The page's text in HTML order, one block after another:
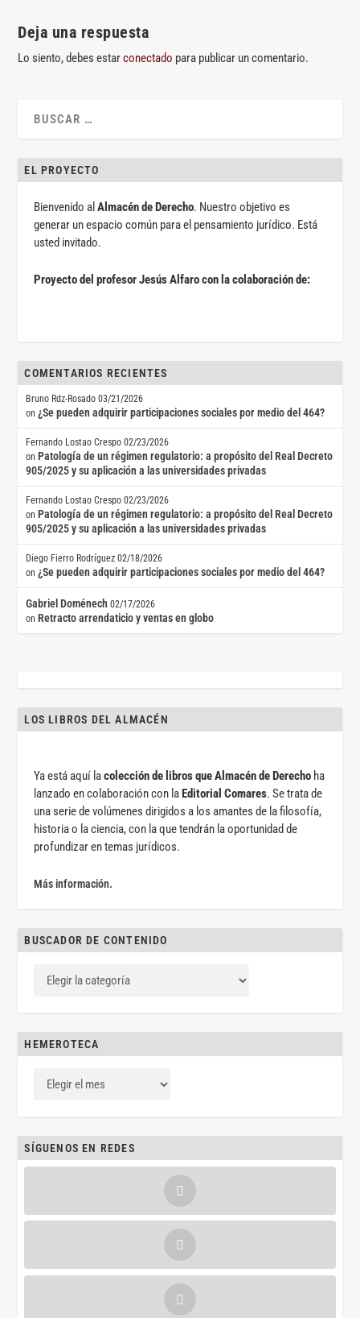
Deja una respuesta
Lo siento, debes estarconectado para publicar un comentario.
EL PROYECTO
Bienvenido alAlmacén de Derecho. Nuestro objetivo es
generar un espacio común para el pensamiento jurídico. Está
usted invitado.
Proyecto del profesor Jesús Alfaro con la colaboración de:
COMENTARIOS RECIENTES
Bruno Rdz-Rosado 03/21/2026
on¿Se pueden adquirir participaciones sociales por medio del 464?
Fernando Lostao Crespo 02/23/2026
on Patología de un régimen regulatorio: a propósito del Real Decreto
905/2025 y su aplicación a las universidades privadas
Fernando Lostao Crespo 02/23/2026
on Patología de un régimen regulatorio: a propósito del Real Decreto
905/2025 y su aplicación a las universidades privadas
Diego Fierro Rodríguez 02/18/2026
on¿Se pueden adquirir participaciones sociales por medio del 464?
Gabriel Doménech 02/17/2026
on Retracto arrendaticio y ventas en globo
LOS LIBROS DEL ALMACÉN
Ya está aquí lacolección de libros que Almacén de Derecho ha
lanzado en colaboración con laEditorial Comares. Se trata de
una serie de volúmenes dirigidos a los amantes de la filosofía,
historia o la ciencia, con la que tendrán la oportunidad de
profundizar en temas jurídicos.
Más información.
BUSCADOR DE CONTENIDO
HEMEROTECA
SÍGUENOS EN REDES